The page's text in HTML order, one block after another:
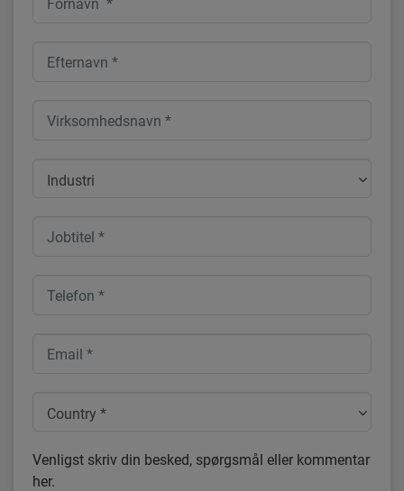
Venligst skriv din besked, spørgsmål eller kommentar
her.